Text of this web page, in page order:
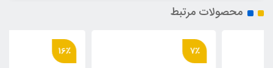
محصولات مرتبط